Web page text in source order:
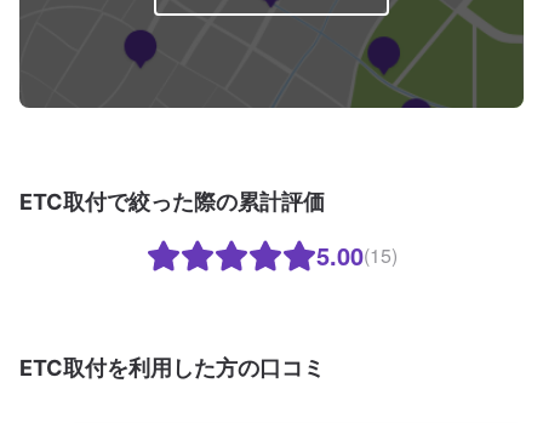
ETC取付で絞った際の累計評価
5.00(15)
ETC取付を利用した方の口コミ